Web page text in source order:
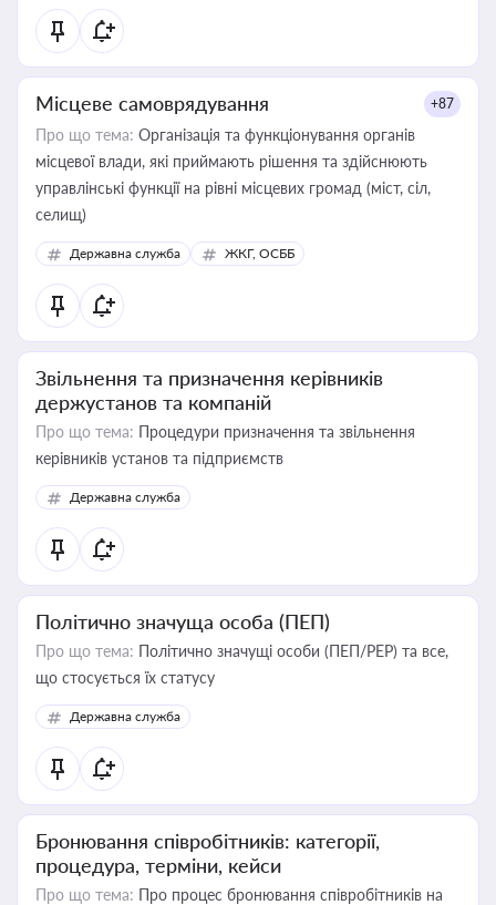
Місцеве самоврядування +87
Про що тема: Організація та функціонування органів
місцевої влади, які приймають рішення та здійснюють
управлінські функції на рівні місцевих громад (міст, сіл,
селищ)
Державна служба ЖКГ, ОСББ
Звільнення та призначення керівників
держустанов та компаній
Про що тема: Процедури призначення та звільнення
керівників установ та підприємств
Державна служба
Політично значуща особа (ПЕП)
Про що тема: Політично значущі особи (ПЕП/PEP) та все,
що стосується їх статусу
Державна служба
Бронювання співробітників: категорії,
процедура, терміни, кейси
Про що тема: Про процес бронювання співробітників на